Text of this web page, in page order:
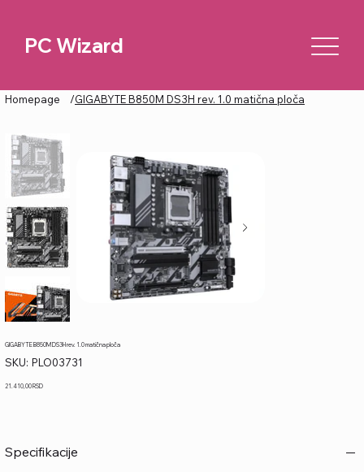
PC Wizard
Homepage /GIGABYTE B850M DS3H rev. 1.0 matična ploča
GIGABYTE B850M DS3H rev. 1.0 matična ploča
SKU: SKU
PLO03731
PLO03731
Price
21.410,00 RSD
Specifikacije